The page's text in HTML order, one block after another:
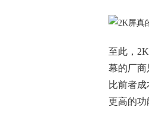
至此，
幕的厂商
比前者
更高的功